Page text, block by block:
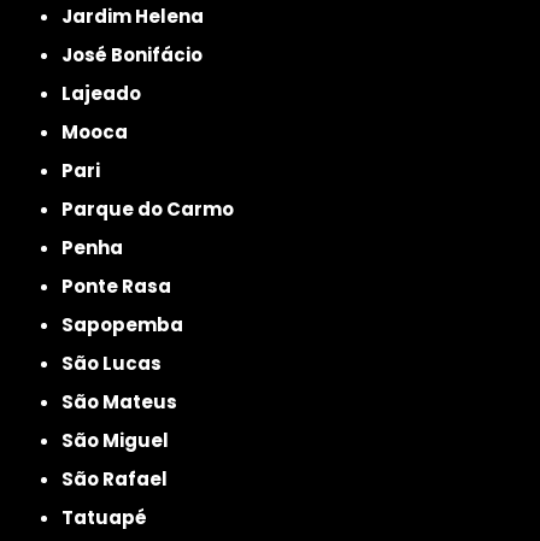
Jardim Helena
José Bonifácio
Lajeado
Mooca
Pari
Parque do Carmo
Penha
Ponte Rasa
Sapopemba
São Lucas
São Mateus
São Miguel
São Rafael
Tatuapé